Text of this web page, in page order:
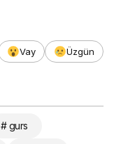
Vay
Üzgün
# gurs